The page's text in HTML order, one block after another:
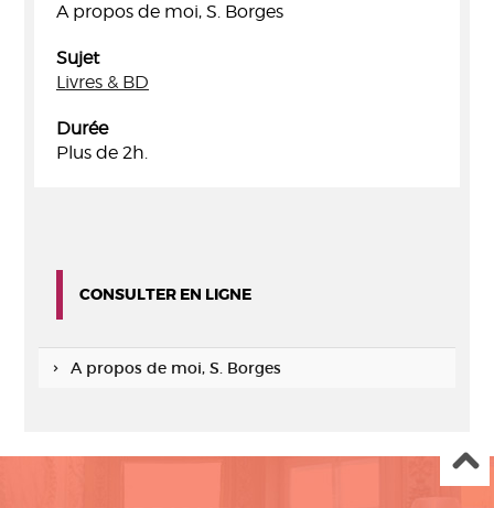
A propos de moi, S. Borges
Sujet
Livres & BD
Durée
Plus de 2h.
CONSULTER EN LIGNE
A propos de moi, S. Borges